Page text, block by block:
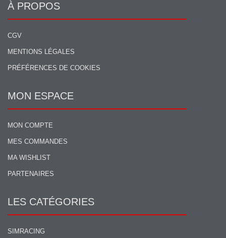
À PROPOS
CGV
MENTIONS LÉGALES
PRÉFÉRENCES DE COOKIES
MON ESPACE
MON COMPTE
MES COMMANDES
MA WISHLIST
PARTENAIRES
LES CATÉGORIES
SIMRACING